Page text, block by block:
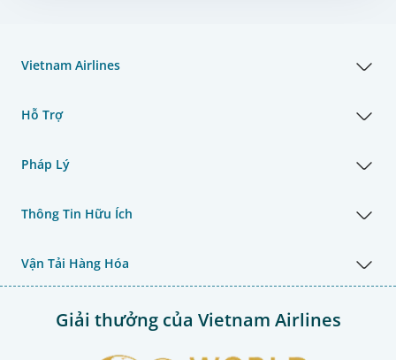
Vietnam Airlines
Hỗ Trợ
Pháp Lý
Thông Tin Hữu Ích
Vận Tải Hàng Hóa
Giải thưởng của Vietnam Airlines